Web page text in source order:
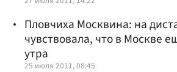
Пловчиха Москвина: на
чувствовала, что в Москве
утра
25 июля 2011, 08:45